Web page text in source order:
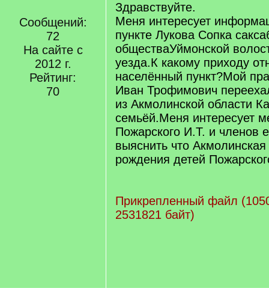
Сообщений:
72
На сайте с
2012 г.
Рейтинг:
70
Здравствуйте.
Меня интересует
пункте Лукова Сопка
обществаУймонской
уезда.К какому приходу
населённый пункт?Мой
Иван Трофимович
из Акмолинской области
семьёй.Меня интересует
Пожарского И.Т. и членов
выяснить что
рождения детей
Прикрепленный файл
2531821 байт)